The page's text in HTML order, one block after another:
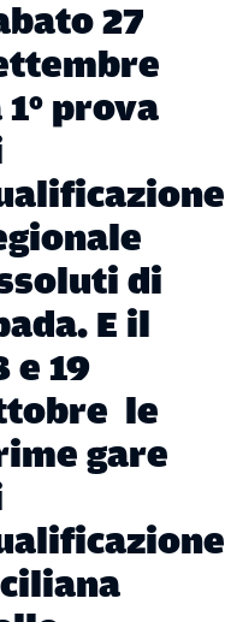
27
1° prova
di
E il
e 19
le
gare